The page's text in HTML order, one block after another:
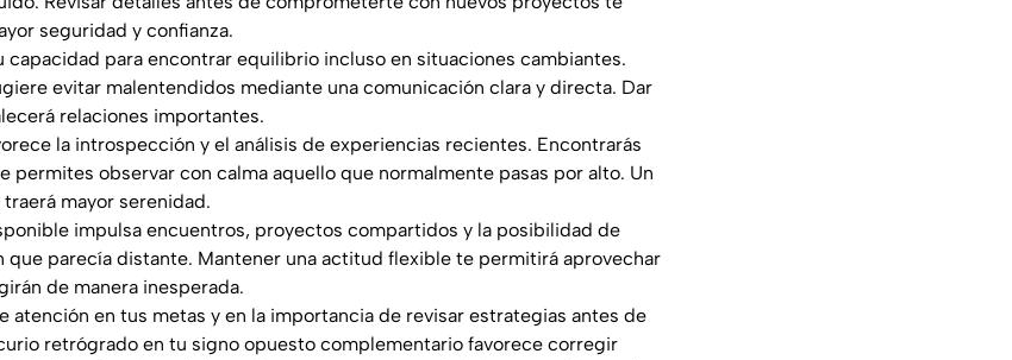
seguridad y confianza.
capacidad para encontrar equilibrio incluso en situaciones cambiantes.
evitar malentendidos mediante una comunicación clara y directa. Dar
relaciones importantes.
la introspección y el análisis de experiencias recientes. Encontrarás
permites observar con calma aquello que normalmente pasas por alto. Un
mayor serenidad.
impulsa encuentros, proyectos compartidos y la posibilidad de
que parecía distante. Mantener una actitud flexible te permitirá aprovechar
de manera inesperada.
atención en tus metas y en la importancia de revisar estrategias antes de
retrógrado en tu signo opuesto complementario favorece corregir